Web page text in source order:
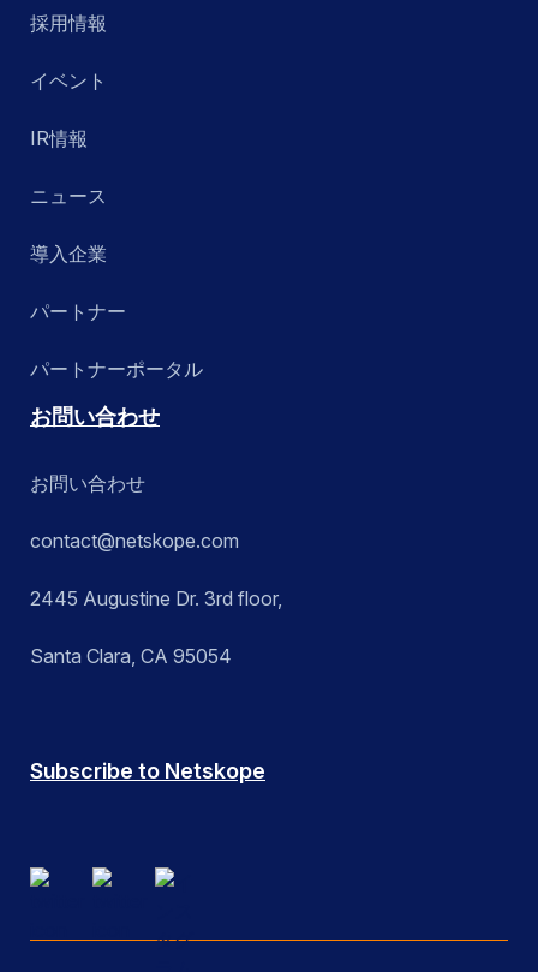
採用情報
イベント
IR情報
ニュース
導入企業
パートナー
パートナーポータル
お問い合わせ
お問い合わせ
contact@netskope.com
2445 Augustine Dr. 3rd floor,
Santa Clara, CA 95054
Subscribe to Netskope